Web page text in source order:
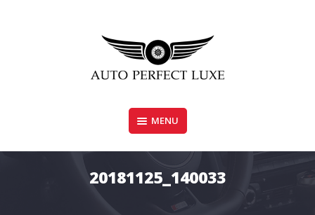
AUTO PERFECT LUXE
MENU
20181125_140033